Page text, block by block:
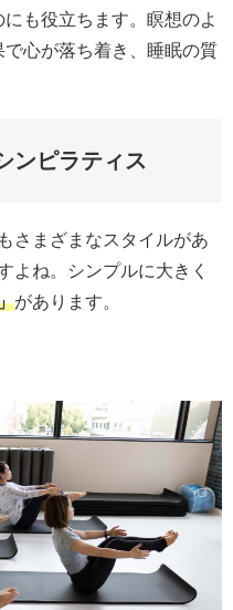
も役立ちます。瞑想のよ
心が落ち着き、睡眠の質
ンピラティス
さまざまなスタイルがあ
よね。シンプルに大きく
があります。